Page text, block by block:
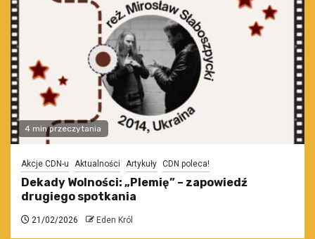
4 min przeczytania
Akcje CDN-u Aktualności Artykuły CDN poleca!
Dekady Wolności: „Plemię” – zapowiedź
drugiego spotkania
21/02/2026 Eden Król